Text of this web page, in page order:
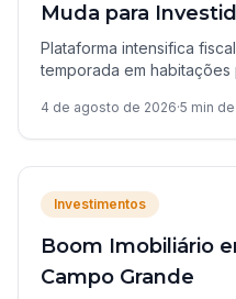
Muda para
Grande
Plataforma intensifica
temporada em
4 de agosto de 2026·5 min
Investimentos
Boom Imobiliário
Campo Grande